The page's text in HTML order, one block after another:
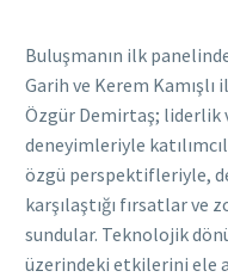
Buluşmanın ilk
Garih ve Kerem
Özgür Demirtaş; liderlik
deneyimleriyle
özgü perspektifleriyle,
karşılaştığı fırsatlar
sundular. Teknolojik
üzerindeki etkilerini ele